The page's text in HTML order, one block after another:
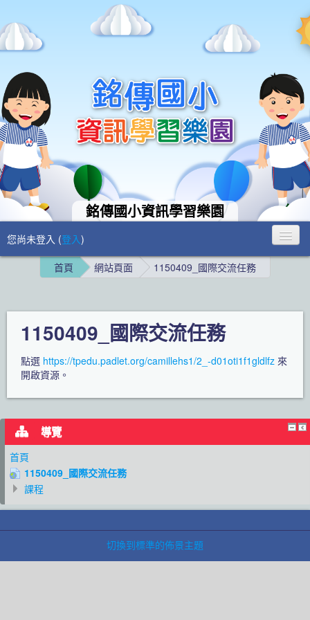
銘傳國小資訊學習樂園
您尚未登入 (登入)
首頁 網站頁面 1150409_國際交流任務
1150409_國際交流任務
點選 https://tpedu.padlet.org/camillehs1/2_-d01oti1f1gldlfz 來
開啟資源。
導覽
首頁
1150409_國際交流任務
課程
切換到標準的佈景主題